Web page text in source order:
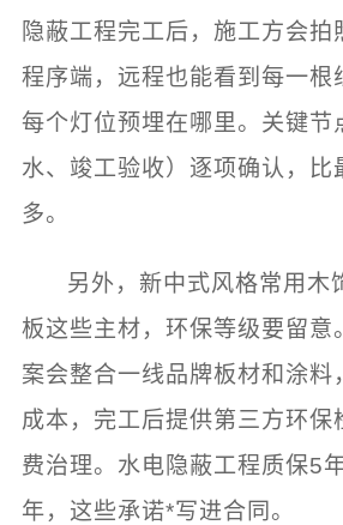
隐蔽工程完工后，施工方会拍
程序端，远程也能看到每一根
每个灯位预埋在哪里。关键节
水、竣工验收）逐项确认，比
多。
另外，新中式风格常用木
板这些主材，环保等级要留意
案会整合一线品牌板材和涂料
成本，完工后提供第三方环保
费治理。水电隐蔽工程质保5
年，这些承诺*写进合同。